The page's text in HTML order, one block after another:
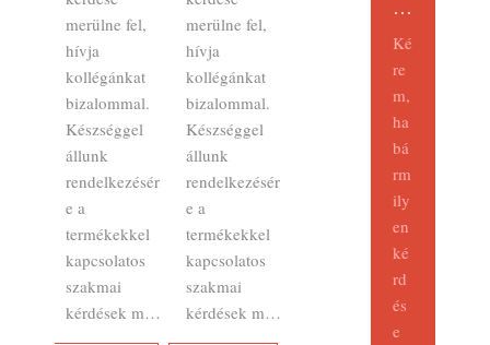
merülne fel,
hívja
kollégánkat
bizalommal.
Készséggel
állunk
rendelkezésér
e a
termékekkel
kapcsolatos
szakmai
kérdések m…
merülne fel,
hívja
kollégánkat
bizalommal.
Készséggel
állunk
rendelkezésér
e a
termékekkel
kapcsolatos
szakmai
kérdések m…
…
Ké
re
m,
ha
bá
rm
ily
en
ké
rd
és
e